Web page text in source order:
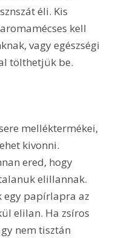
éli. Kis
kell
vagy egészségi
tölthetjük be.
kivonni.
ered, hogy
elillannak.
egy papírlapra az
elilan. Ha zsíros
nem tisztán